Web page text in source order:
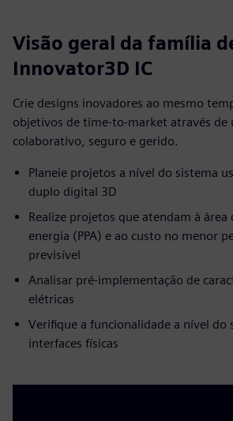
Visão geral da família
Innovator3D IC
Crie designs inovadores ao mesmo
objetivos de time-to-market através de
colaborativo, seguro e gerido.
Planeie projetos a nível do sistema
duplo digital 3D
Realize projetos que atendam à área
energia (PPA) e ao custo no menor
previsível
Analisar pré-implementação de
elétricas
Verifique a funcionalidade a nível do
interfaces físicas